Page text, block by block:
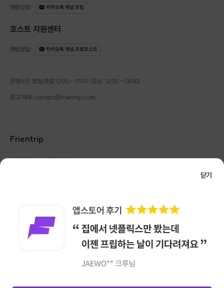
닫기
채팅상담: 카카오톡 채널 프립
호스트 지원센터
채팅상담: 카카오톡 채널 프립호스트
운영시간: 평일/주말 10:00 - 17:00 (점심 : 12:00 - 13:00)
광고/제휴: contact@frientrip.com
Frientrip
㈜프렌트립 | 사업자 등록번호 : 261-81-04385
대해 ㈜프렌트립은 일체의 책임을 지지 않습니다.
NICEPAY 안전거래 서비스 : 고객님의 안전거래를 위해 현금 결제 시, 저희 사이트에서 가입한
구매안전 서비스를 이용할 수 있습니다.가입 확인
이용약관
앱 다운로드